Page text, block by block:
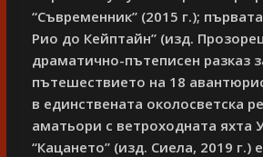
“Съвременник” (2015 г.);
Рио до Кейптайн” (изд.
драматично-пътеписен разказ
пътешествието на 18
в единствената околосветска
аматьори с ветроходната яхта
“Кацането” (изд. Сиела, 2019